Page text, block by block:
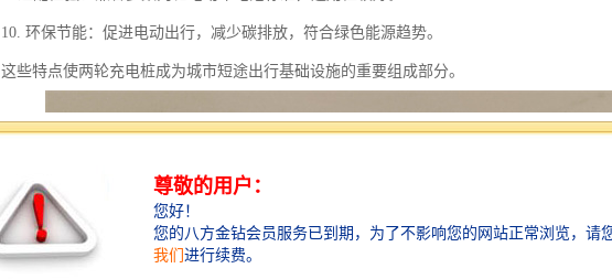
10. 环保节能：促进电动出行，减少碳排放，符合绿色能源趋势。
这些特点使两轮充电桩成为城市短途出行基础设施的重要组成部分。